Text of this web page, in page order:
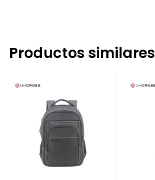
Productos similares